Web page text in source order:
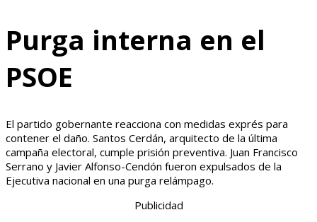
Purga interna en el
PSOE
El partido gobernante reacciona con medidas exprés para
contener el daño. Santos Cerdán, arquitecto de la última
campaña electoral, cumple prisión preventiva. Juan Francisco
Serrano y Javier Alfonso-Cendón fueron expulsados de la
Ejecutiva nacional en una purga relámpago.
Publicidad